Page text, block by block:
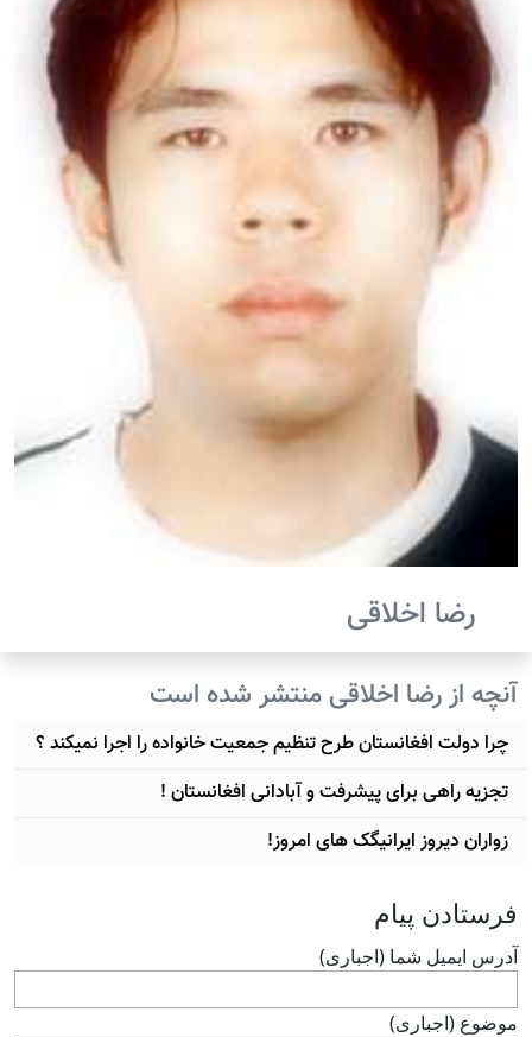
رضا اخلاقی
آنچه از رضا اخلاقی منتشر شده است
چرا دولت افغانستان طرح تنظیم جمعیت خانواده را اجرا نمیکند ؟
تجزیه راهی برای پیشرفت و آبادانی افغانستان !
زواران دیروز ایرانیگک های امروز!
فرستادن پيام
آدرس ايميل شما (اجباری)
موضوع (اجباری)